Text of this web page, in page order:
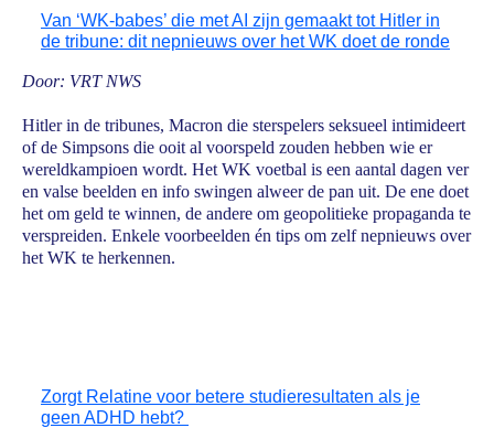
Van ‘WK-babes’ die met AI zijn gemaakt tot Hitler in
de tribune: dit nepnieuws over het WK doet de ronde
Door: VRT NWS
Hitler in de tribunes, Macron die sterspelers seksueel intimideert
of de Simpsons die ooit al voorspeld zouden hebben wie er
wereldkampioen wordt. Het WK voetbal is een aantal dagen ver
en valse beelden en info swingen alweer de pan uit. De ene doet
het om geld te winnen, de andere om geopolitieke propaganda te
verspreiden. Enkele voorbeelden én tips om zelf nepnieuws over
het WK te herkennen.
Zorgt Relatine voor betere studieresultaten als je
geen ADHD hebt?